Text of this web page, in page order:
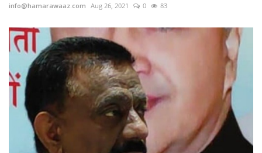
info@hamarawaaz.com Aug 26, 2021 0 83